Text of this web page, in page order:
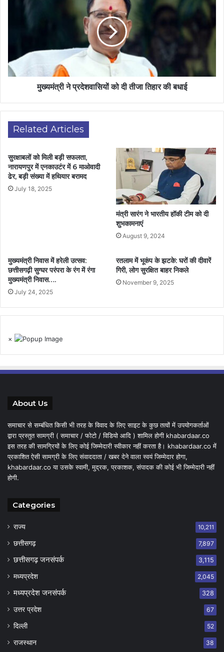
मुख्यमंत्री ने प्रदेशवासियों को दी तीजा तिहार की बधाई
Related Articles
सुरक्षाबलों को मिली बड़ी सफलता,
नारायणपुर में एनकाउटंर में 6 माओवादी
ढेर, बड़ी संख्या में हथियार बरामद
July 18, 2025
मंत्री सारंग ने भारतीय हॉकी टीम को दी
शुभकामनाएं
August 9, 2024
मुख्यमंत्री निवास में हरेली उत्सव:
छत्तीसगढ़ी सुग्घर परंपरा के रंग में रंगा
मुख्यमंत्री निवास….
July 24, 2025
रतलाम में भूकंप के झटके: घरों की दीवारें
गिरी, लोग सुरक्षित बाहर निकले
November 9, 2025
×
About Us
समाचार से सम्बंधित किसी भी तरह के विवाद के लिए साइट के कुछ तत्वों में उपयोगकर्ताओं
द्वारा प्रस्तुत सामग्री ( समाचार / फोटो / विडियो आदि ) शामिल होगी khabardaar.co
इस तरह की सामग्रियों के लिए कोई जिम्मेदारी स्वीकार नहीं करता है। khabardaar.co में
प्रकाशित ऐसी सामग्री के लिए संवाददाता / खबर देने वाला स्वयं जिम्मेदार होगा,
khabardaar.co या उसके स्वामी, मुद्रक, प्रकाशक, संपादक की कोई भी जिम्मेदारी नहीं
होगी.
Categories
राज्य 10,211
छत्तीसगढ़ 7,897
छत्तीसगढ़ जनसंपर्क 3,115
मध्यप्रदेश 2,045
मध्यप्रदेश जनसंपर्क 328
उत्तर प्रदेश 67
दिल्ली 52
राजस्थान 38